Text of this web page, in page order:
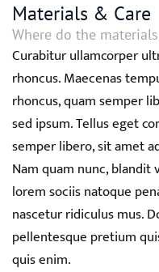
Materials & Care
Where do the
Curabitur ullamcorper
rhoncus. Maecenas
rhoncus, quam semper
sed ipsum. Tellus eget
semper libero, sit amet
Nam quam nunc,
lorem sociis natoque
nascetur ridiculus mus.
pellentesque pretium
quis enim.